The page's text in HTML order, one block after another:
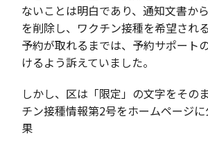
ないことは明白であり、通知文書か
を削除し、ワクチン接種を希望され
予約が取れるまでは、予約サポート
けるよう訴えていました。
しかし、区は「限定」の文字をその
チン接種情報第2号をホームページ
果